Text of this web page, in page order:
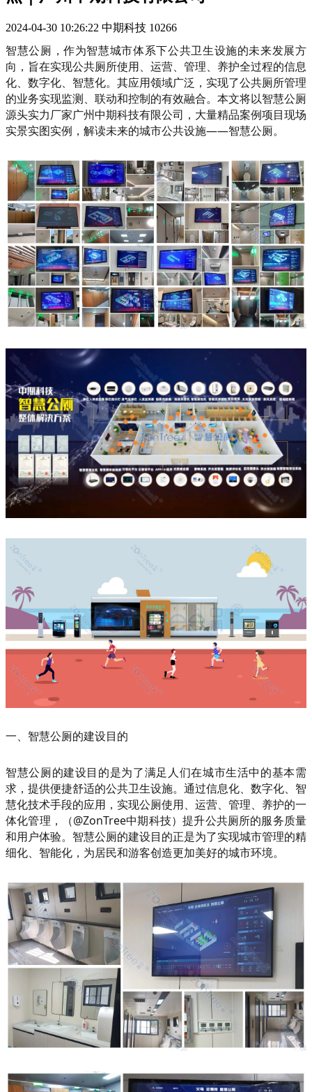
2024-04-30 10:26:22 中期科技 10266
智慧公厕，作为智慧城市体系下公共卫生设施的未来发展方
向，旨在实现公共厕所使用、运营、管理、养护全过程的信息
化、数字化、智慧化。其应用领域广泛，实现了公共厕所管理
的业务实现监测、联动和控制的有效融合。本文将以智慧公厕
源头实力厂家广州中期科技有限公司，大量精品案例项目现场
实景实图实例，解读未来的城市公共设施——智慧公厕。
一、智慧公厕的建设目的
智慧公厕的建设目的是为了满足人们在城市生活中的基本需
求，提供便捷舒适的公共卫生设施。通过信息化、数字化、智
慧化技术手段的应用，实现公厕使用、运营、管理、养护的一
体化管理，（@ZonTree中期科技）提升公共厕所的服务质量
和用户体验。智慧公厕的建设目的正是为了实现城市管理的精
细化、智能化，为居民和游客创造更加美好的城市环境。